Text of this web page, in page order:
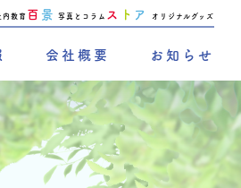
会社概要 お知らせ
内教育 百 景 写真とコラム ス ト ア オリジナルグッズ